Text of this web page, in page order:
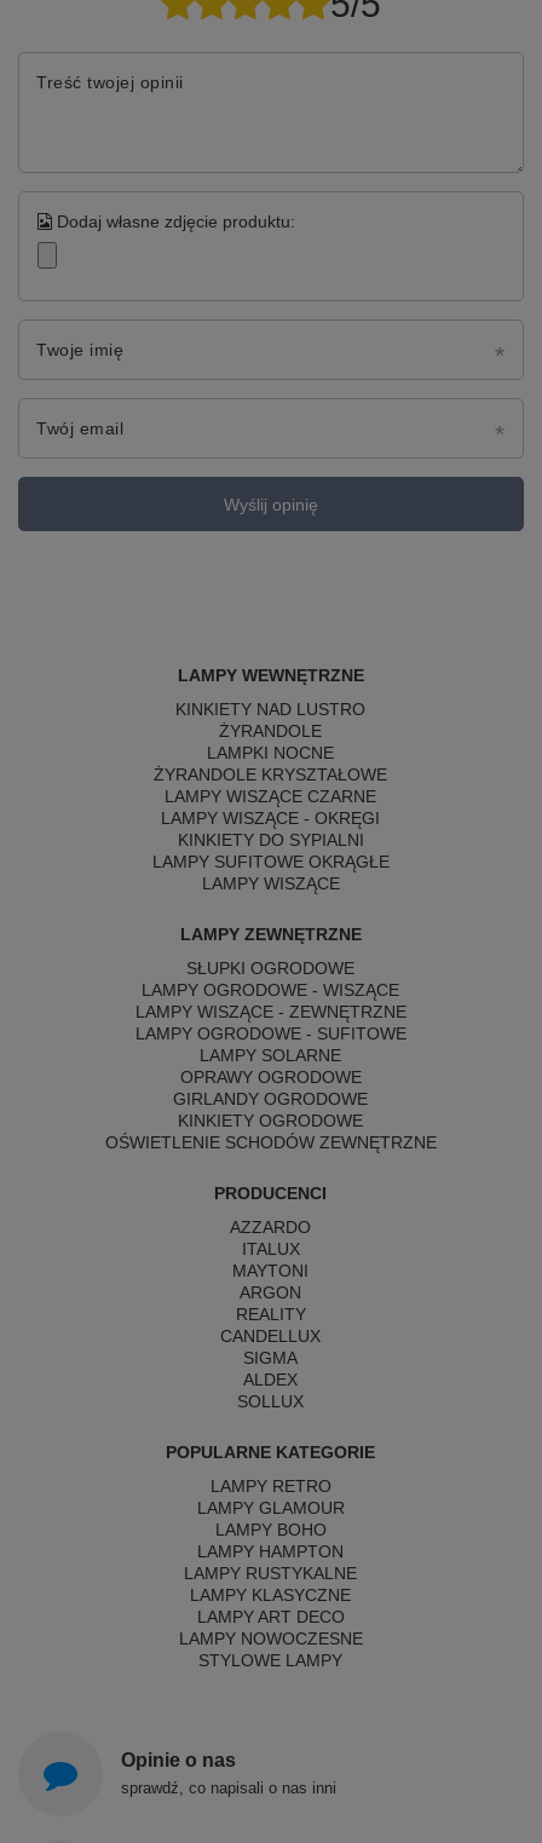
Treść twojej opinii
Dodaj własne zdjęcie produktu:
Twoje imię
Twój email
Wyślij opinię
LAMPY WEWNĘTRZNE
KINKIETY NAD LUSTRO
ŻYRANDOLE
LAMPKI NOCNE
ŻYRANDOLE KRYSZTAŁOWE
LAMPY WISZĄCE CZARNE
LAMPY WISZĄCE - OKRĘGI
KINKIETY DO SYPIALNI
LAMPY SUFITOWE OKRĄGŁE
LAMPY WISZĄCE
LAMPY ZEWNĘTRZNE
SŁUPKI OGRODOWE
LAMPY OGRODOWE - WISZĄCE
LAMPY WISZĄCE - ZEWNĘTRZNE
LAMPY OGRODOWE - SUFITOWE
LAMPY SOLARNE
OPRAWY OGRODOWE
GIRLANDY OGRODOWE
KINKIETY OGRODOWE
OŚWIETLENIE SCHODÓW ZEWNĘTRZNE
PRODUCENCI
AZZARDO
ITALUX
MAYTONI
ARGON
REALITY
CANDELLUX
SIGMA
ALDEX
SOLLUX
POPULARNE KATEGORIE
LAMPY RETRO
LAMPY GLAMOUR
LAMPY BOHO
LAMPY HAMPTON
LAMPY RUSTYKALNE
LAMPY KLASYCZNE
LAMPY ART DECO
LAMPY NOWOCZESNE
STYLOWE LAMPY
Opinie o nas
sprawdź, co napisali o nas inni